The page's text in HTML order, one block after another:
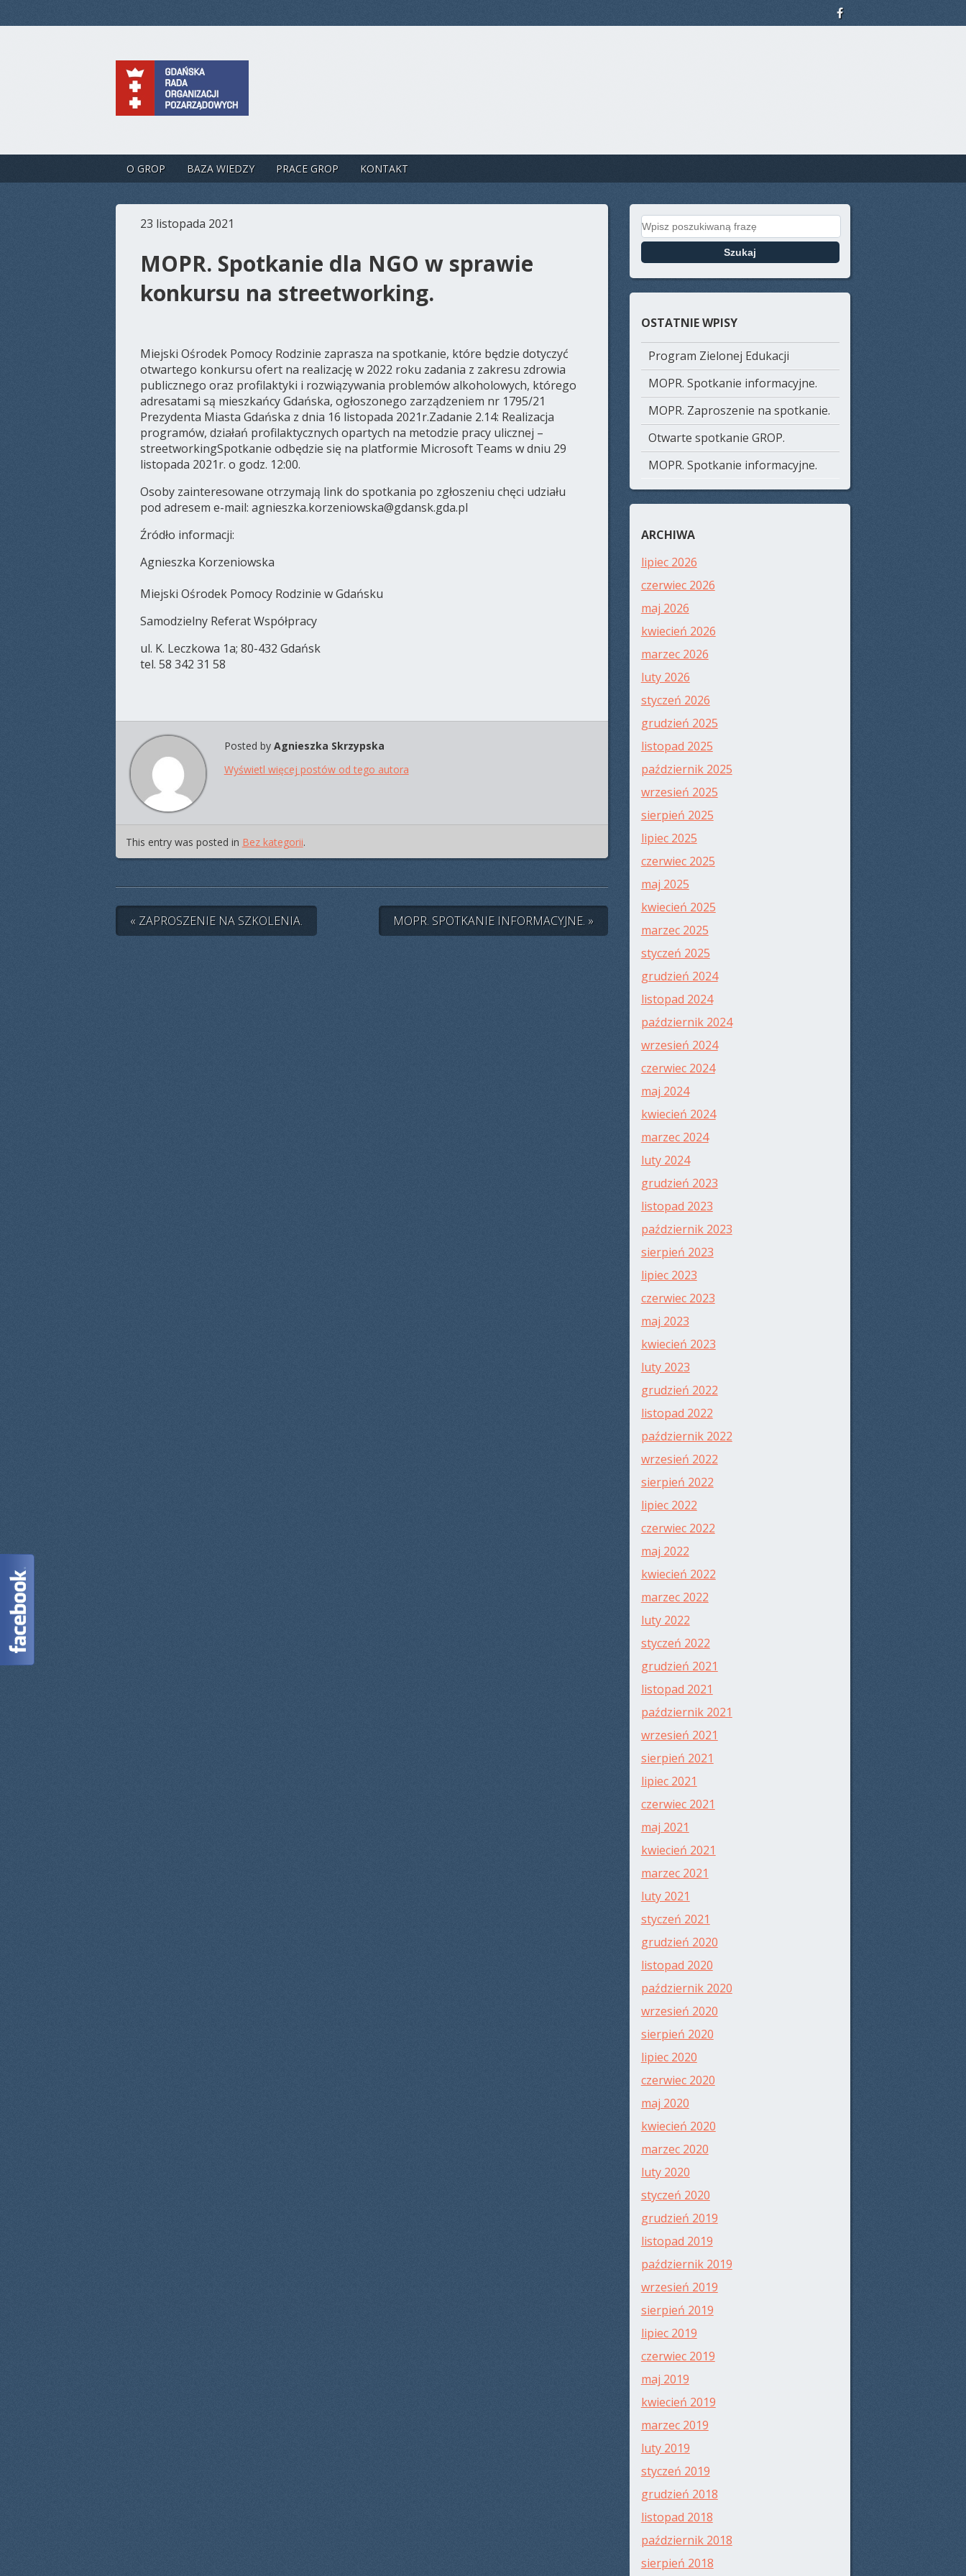
O GROP BAZA WIEDZY PRACE GROP KONTAKT
23 listopada 2021
MOPR. Spotkanie dla NGO w sprawie
konkursu na streetworking.
Miejski Ośrodek Pomocy Rodzinie zaprasza na spotkanie, które będzie dotyczyć
otwartego konkursu ofert na realizację w 2022 roku zadania z zakresu zdrowia
publicznego oraz profilaktyki i rozwiązywania problemów alkoholowych, którego
adresatami są mieszkańcy Gdańska, ogłoszonego zarządzeniem nr 1795/21
Prezydenta Miasta Gdańska z dnia 16 listopada 2021r.Zadanie 2.14: Realizacja
programów, działań profilaktycznych opartych na metodzie pracy ulicznej –
streetworkingSpotkanie odbędzie się na platformie Microsoft Teams w dniu 29
listopada 2021r. o godz. 12:00.
Osoby zainteresowane otrzymają link do spotkania po zgłoszeniu chęci udziału
pod adresem e-mail: agnieszka.korzeniowska@gdansk.gda.pl
Źródło informacji:
Agnieszka Korzeniowska
Miejski Ośrodek Pomocy Rodzinie w Gdańsku
Samodzielny Referat Współpracy
ul. K. Leczkowa 1a; 80-432 Gdańsk
tel. 58 342 31 58
Posted by Agnieszka Skrzypska
Wyświetl więcej postów od tego autora
This entry was posted in Bez kategorii.
« ZAPROSZENIE NA SZKOLENIA. MOPR. SPOTKANIE INFORMACYJNE. »
Search for:
OSTATNIE WPISY
Program Zielonej Edukacji
MOPR. Spotkanie informacyjne.
MOPR. Zaproszenie na spotkanie.
Otwarte spotkanie GROP.
MOPR. Spotkanie informacyjne.
ARCHIWA
lipiec 2026
czerwiec 2026
maj 2026
kwiecień 2026
marzec 2026
luty 2026
styczeń 2026
grudzień 2025
listopad 2025
październik 2025
wrzesień 2025
sierpień 2025
lipiec 2025
czerwiec 2025
maj 2025
kwiecień 2025
marzec 2025
styczeń 2025
grudzień 2024
listopad 2024
październik 2024
wrzesień 2024
czerwiec 2024
maj 2024
kwiecień 2024
marzec 2024
luty 2024
grudzień 2023
listopad 2023
październik 2023
sierpień 2023
lipiec 2023
czerwiec 2023
maj 2023
kwiecień 2023
luty 2023
grudzień 2022
listopad 2022
październik 2022
wrzesień 2022
sierpień 2022
lipiec 2022
czerwiec 2022
maj 2022
kwiecień 2022
marzec 2022
luty 2022
styczeń 2022
grudzień 2021
listopad 2021
październik 2021
wrzesień 2021
sierpień 2021
lipiec 2021
czerwiec 2021
maj 2021
kwiecień 2021
marzec 2021
luty 2021
styczeń 2021
grudzień 2020
listopad 2020
październik 2020
wrzesień 2020
sierpień 2020
lipiec 2020
czerwiec 2020
maj 2020
kwiecień 2020
marzec 2020
luty 2020
styczeń 2020
grudzień 2019
listopad 2019
październik 2019
wrzesień 2019
sierpień 2019
lipiec 2019
czerwiec 2019
maj 2019
kwiecień 2019
marzec 2019
luty 2019
styczeń 2019
grudzień 2018
listopad 2018
październik 2018
sierpień 2018